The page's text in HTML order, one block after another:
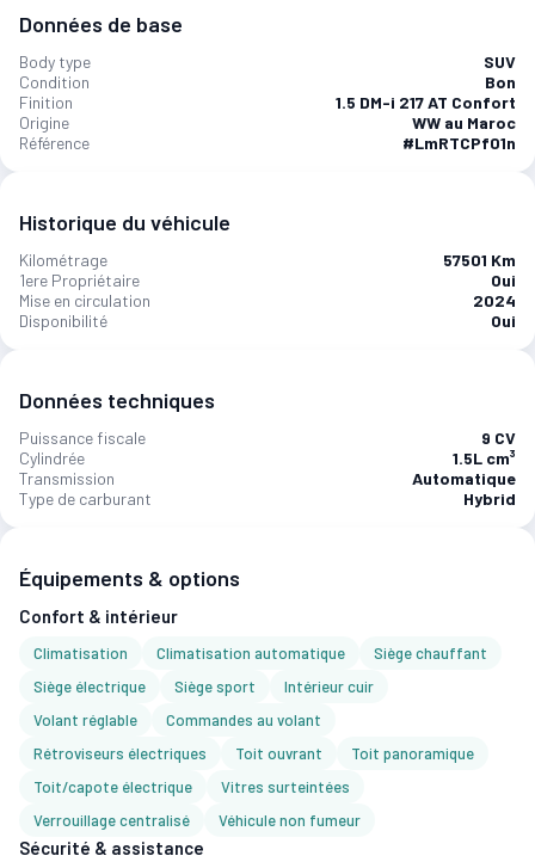
Données de base
Body type
SUV
Condition
Bon
Finition
1.5 DM-i 217 AT Confort
Origine
WW au Maroc
Référence
#LmRTCPf01n
Historique du véhicule
Kilométrage
57501 Km
1ere Propriétaire
Oui
Mise en circulation
2024
Disponibilité
Oui
Données techniques
Puissance fiscale
9 CV
Cylindrée
1.5L cm³
Transmission
Automatique
Type de carburant
Hybrid
Équipements & options
Confort & intérieur
Climatisation Climatisation automatique
Siège chauffant
Siège électrique
Siège sport
Intérieur cuir
Volant réglable
Commandes au volant
Rétroviseurs électriques
Toit ouvrant
Toit panoramique
Toit/capote électrique
Vitres surteintées
Verrouillage centralisé
Véhicule non fumeur
Sécurité & assistance